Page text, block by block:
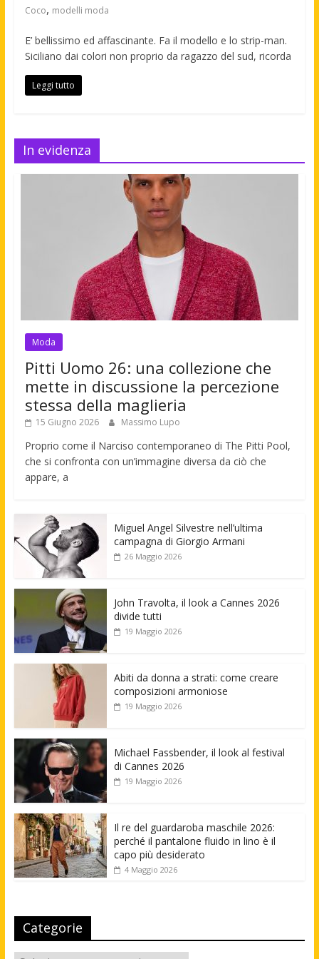
Coco, modelli moda
E’ bellissimo ed affascinante. Fa il modello e lo strip-man.
Siciliano dai colori non proprio da ragazzo del sud, ricorda
Leggi tutto
In evidenza
Moda
Pitti Uomo 26: una collezione che
mette in discussione la percezione
stessa della maglieria
15 Giugno 2026 Massimo Lupo
Proprio come il Narciso contemporaneo di The Pitti Pool,
che si confronta con un’immagine diversa da ciò che
appare, a
Miguel Angel Silvestre nell’ultima
campagna di Giorgio Armani
26 Maggio 2026
John Travolta, il look a Cannes 2026
divide tutti
19 Maggio 2026
Abiti da donna a strati: come creare
composizioni armoniose
19 Maggio 2026
Michael Fassbender, il look al festival
di Cannes 2026
19 Maggio 2026
Il re del guardaroba maschile 2026:
perché il pantalone fluido in lino è il
capo più desiderato
4 Maggio 2026
Categorie